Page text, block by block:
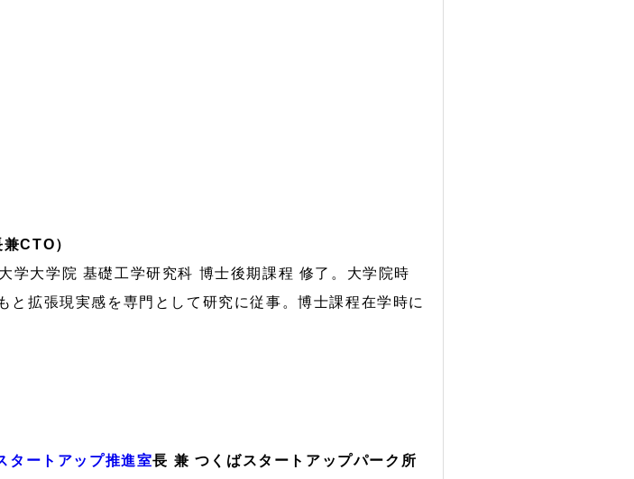
CTO）
大学院 基礎工学研究科 博士後期課程 修了。大学院時
拡張現実感を専門として研究に従事。博士課程在学時に
タートアップ推進室長 兼 つくばスタートアップパーク所